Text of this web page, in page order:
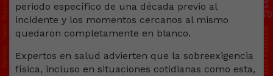
periodo específico de una década previo al
incidente y los momentos cercanos al mismo
quedaron completamente en blanco.
Expertos en salud advierten que la sobreexigencia
física, incluso en situaciones cotidianas como esta,